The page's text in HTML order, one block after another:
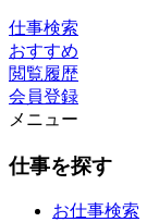
仕事検索
おすすめ
閲覧履歴
会員登録
メニュー
仕事を探す
お仕事検索